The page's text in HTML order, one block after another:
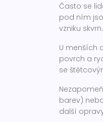
Často se
pod ním
vzniku
U menších
povrch a
se
barev)
další